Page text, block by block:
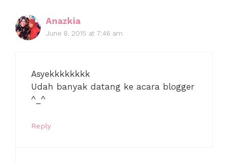
Anazkia
June 8, 2015 at 7:46 am
Asyekkkkkkkk
Udah banyak datang ke acara blogger
^_^
Reply